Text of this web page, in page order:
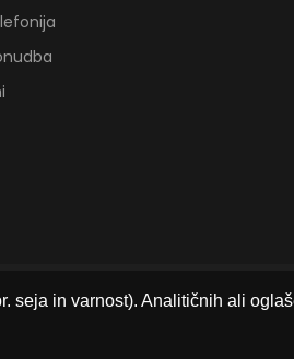
seja in varnost). Analitičnih ali
Selnica - Ruše d.o.o. • Vse cene